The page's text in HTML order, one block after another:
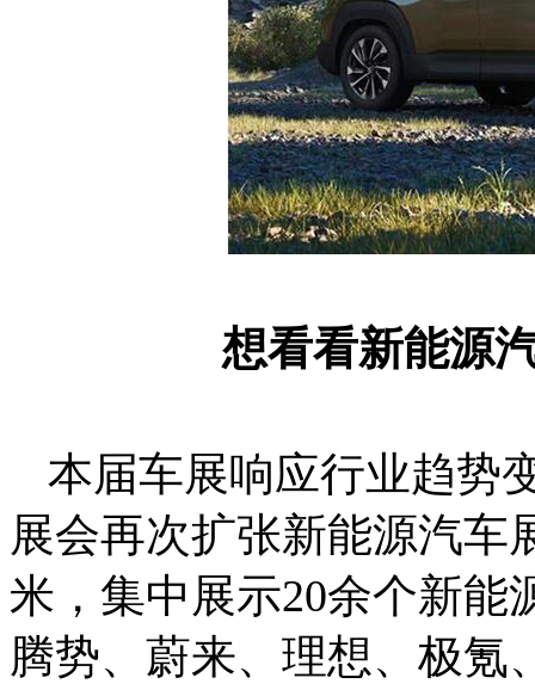
想看看新能源
本届车展响应行业趋势
展会再次扩张新能源汽车
米，集中展示20余个新能
腾势、蔚来、理想、极氪